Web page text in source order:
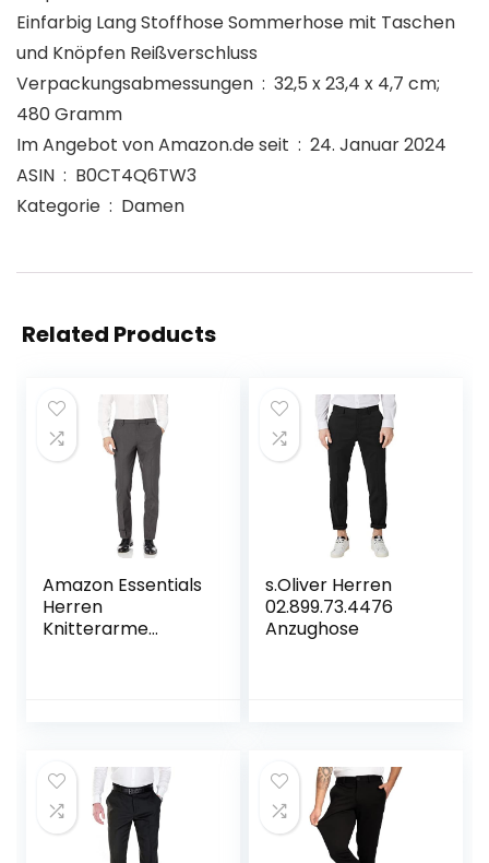
Einfarbig Lang Stoffhose Sommerhose mit Taschen
und Knöpfen Reißverschluss
Verpackungsabmessungen ‏ : ‎ 32,5 x 23,4 x 4,7 cm;
480 Gramm
Im Angebot von Amazon.de seit ‏ : ‎ 24. Januar 2024
ASIN ‏ : ‎ B0CT4Q6TW3
Kategorie ‏ : ‎ Damen
Related Products
Amazon Essentials
Herren
Knitterarme
s.Oliver Herren
02.899.73.4476
Anzughose